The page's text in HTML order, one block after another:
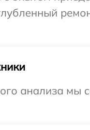
анализа мы